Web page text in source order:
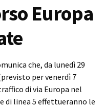
Europa
che, da lunedì 29
per venerdì 7
di via Europa nel
di linea 5 effettueranno le